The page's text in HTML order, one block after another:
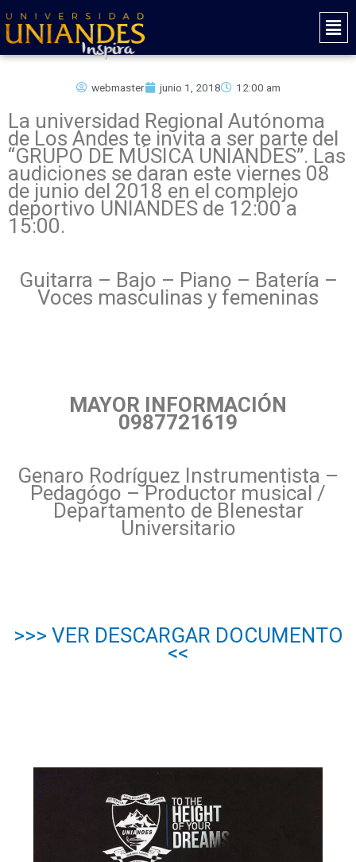
al
contenido
Main
webmaster junio 1, 2018 12:00 am
La universidad Regional Autónoma
de Los Andes te invita a ser parte del
“GRUPO DE MÚSICA UNIANDES”. Las
audiciones se daran este viernes 08
de junio del 2018 en el complejo
deportivo UNIANDES de 12:00 a
15:00.
Guitarra – Bajo – Piano – Batería –
Voces masculinas y femeninas
MAYOR INFORMACIÓN
0987721619
Genaro Rodríguez Instrumentista –
Pedagógo – Productor musical /
Departamento de BIenestar
Universitario
>>> VER DESCARGAR DOCUMENTO
<<